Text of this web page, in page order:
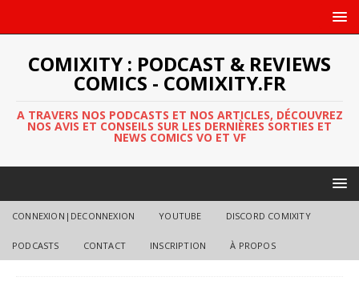
COMIXITY : PODCAST & REVIEWS
COMICS - COMIXITY.FR
A TRAVERS NOS PODCASTS ET NOS ARTICLES, DÉCOUVREZ
NOS AVIS ET CONSEILS SUR LES DERNIÈRES SORTIES ET
NEWS COMICS VO ET VF
CONNEXION|DECONNEXION YOUTUBE DISCORD COMIXITY
PODCASTS CONTACT INSCRIPTION À PROPOS